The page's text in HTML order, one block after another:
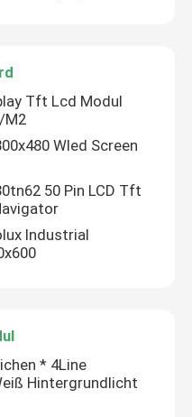
Nachricht
zurück!
Tft Lcd Modul
M2
Wled Screen
50 Pin LCD Tft
Industrial
* 4Line
Hintergrundlicht